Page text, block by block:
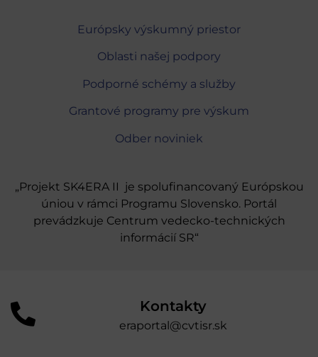
Európsky výskumný priestor
Oblasti našej podpory
Podporné schémy a služby
Grantové programy pre výskum
Odber noviniek
„Projekt SK4ERA II je spolufinancovaný Európskou
úniou v rámci Programu Slovensko. Portál
prevádzkuje Centrum vedecko-technických
informácií SR“
Kontakty
eraportal@cvtisr.sk